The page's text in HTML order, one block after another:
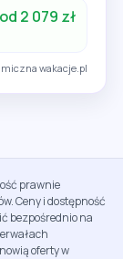
od 2 079 zł
wakacje.pl
prawnie
Ceny i dostępność
bezpośrednio na
oferty w